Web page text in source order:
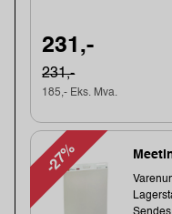
231,-
231,-
185,- Eks. Mva.
-27%